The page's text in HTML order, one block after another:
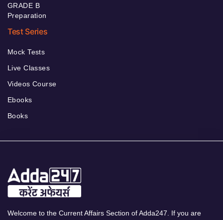
GRADE B
Preparation
Test Series
Mock Tests
Live Classes
Videos Course
Ebooks
Books
Welcome to the Current Affairs Section of Adda247. If you are